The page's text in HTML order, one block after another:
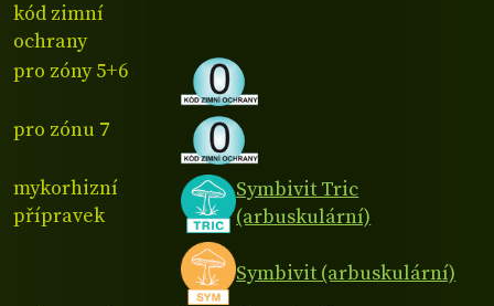
kód zimní
ochrany
pro zóny 5+6
pro zónu 7
mykorhizní
přípravek
Symbivit Tric
(arbuskulární)
Symbivit (arbuskulární)